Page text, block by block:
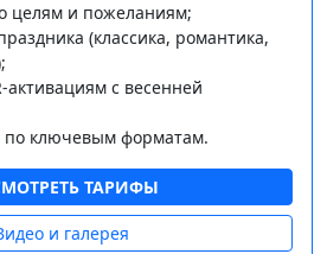
целям и пожеланиям;
(классика, романтика,
с весенней
по ключевым форматам.
ТАРИФЫ
и галерея